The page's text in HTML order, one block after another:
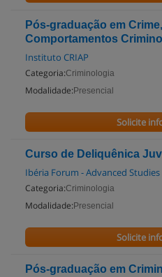
Pós-graduação em
Comportamentos
Instituto CRIAP
Categoria:Criminologia
Modalidade: Presencial
Solicite
Curso de Deliquênica
Ibéria Forum - Advanced Studies
Categoria:Criminologia
Modalidade: Presencial
Solicite
Pós-graduação em